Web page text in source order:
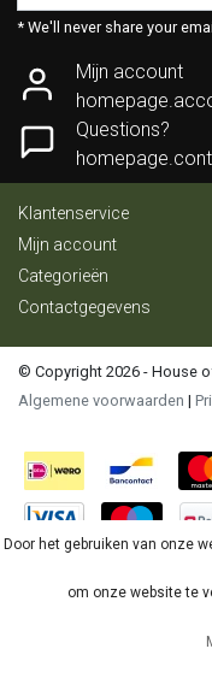
* We'll never share your
Mijn account
Questions?
Klantenservice
Mijn account
Categorieën
Contactgegevens
© Copyright 2026 - House
Algemene voorwaarden |
Door het gebruiken van onze
om onze website te